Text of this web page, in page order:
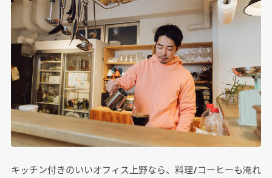
キッチン付きのいいオフィス上野なら、料理/コーヒーも淹れ